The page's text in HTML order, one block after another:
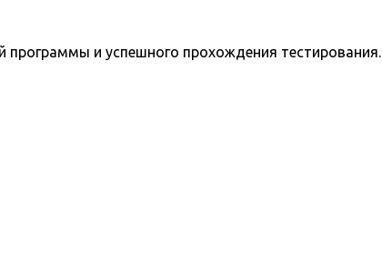
программы и успешного прохождения тестирования.